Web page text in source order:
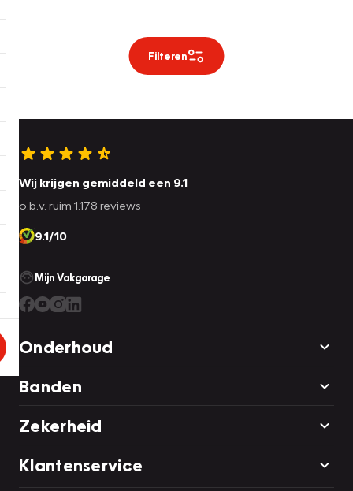
Filteren
Wij krijgen gemiddeld een 9.1
o.b.v. ruim 1.178 reviews
9.1/10
Mijn Vakgarage
Onderhoud
Banden
Zekerheid
Klantenservice